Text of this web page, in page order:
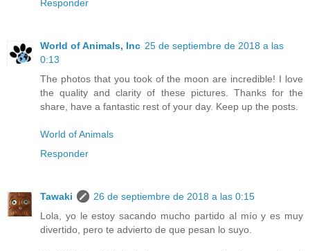
Responder
World of Animals, Inc 25 de septiembre de 2018 a las
0:13
The photos that you took of the moon are incredible! I love
the quality and clarity of these pictures. Thanks for the
share, have a fantastic rest of your day. Keep up the posts.
World of Animals
Responder
Tawaki
26 de septiembre de 2018 a las 0:15
Lola, yo le estoy sacando mucho partido al mío y es muy
divertido, pero te advierto de que pesan lo suyo.